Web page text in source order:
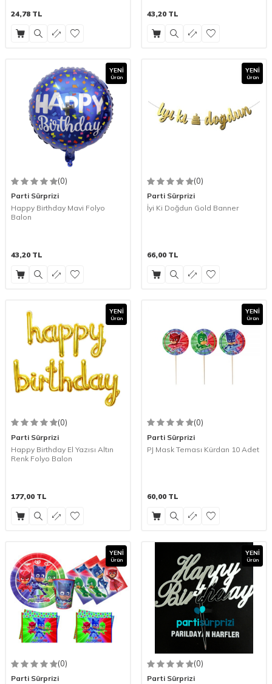
24,78 TL 43,20 TL
YENI
Ürün
(0)
Parti Sürprizi
Happy Birthday Mavi Folyo
Balon
43,20 TL
YENI
Ürün
(0)
Parti Sürprizi
İyi Ki Doğdun Gold Banner
66,00 TL
YENI
Ürün
(0)
Parti Sürprizi
Happy Birthday El Yazısı Altın
Renk Folyo Balon
177,00 TL
YENI
Ürün
(0)
Parti Sürprizi
PJ Mask Teması Kürdan 10 Adet
60,00 TL
YENI
Ürün
(0)
Parti Sürprizi
YENI
Ürün
(0)
Parti Sürprizi